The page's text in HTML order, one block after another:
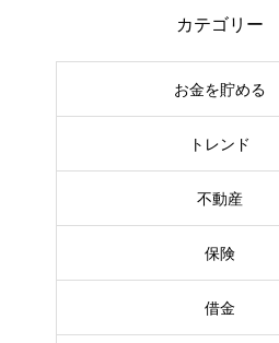
カテゴリー
お金を貯める
トレンド
不動産
保険
借金